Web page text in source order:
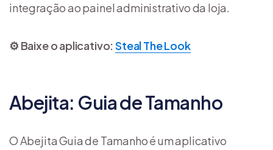
integração ao painel administrativo da loja.
⚙️ Baixe o aplicativo: Steal The Look
Abejita: Guia de Tamanho
O Abejita Guia de Tamanho é um aplicativo